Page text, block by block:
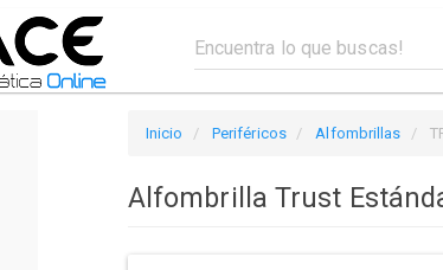
Inicio Periféricos Alfombrillas
Alfombrilla Trust